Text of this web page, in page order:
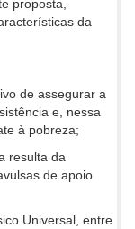
proposta,
da
de assegurar a
e, nessa
à pobreza;
resulta da
de apoio
Universal, entre